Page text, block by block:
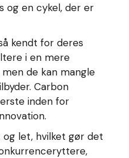
og en cykel, der er
kendt for deres
i en mere
de kan mangle
Carbon
inden for
let, hvilket gør det